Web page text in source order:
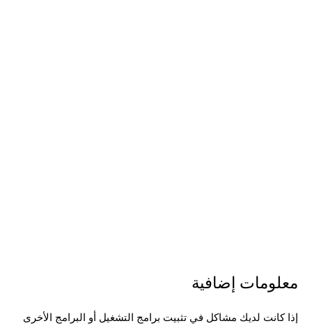
معلومات إضافية
إذا كانت لديك مشاكل في تثبيت برامج التشغيل أو البرامج الأخرى